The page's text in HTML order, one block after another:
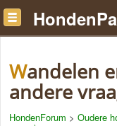
Wandelen en eten! Even snel een
andere
HondenForum > Oudere